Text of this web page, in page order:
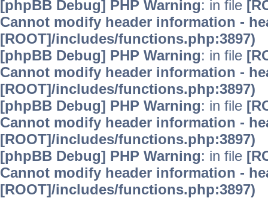
[phpBB Debug] PHP Warning: in file
Cannot modify header information -
[ROOT]/includes/functions.php:3897)
[phpBB Debug] PHP Warning: in file
Cannot modify header information -
[ROOT]/includes/functions.php:3897)
[phpBB Debug] PHP Warning: in file
Cannot modify header information -
[ROOT]/includes/functions.php:3897)
[phpBB Debug] PHP Warning: in file
Cannot modify header information -
[ROOT]/includes/functions.php:3897)